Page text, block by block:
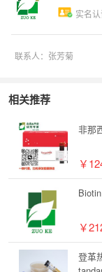
实名
联系人： 张芳菊
相关推荐
非那
￥
￥
登革